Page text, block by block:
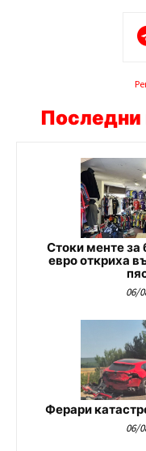
Последни
Стоки менте за
евро откриха
06/
Ферари
06/